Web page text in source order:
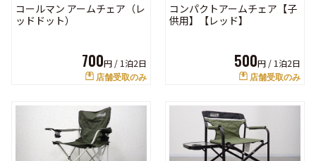
コールマン アームチェア（レ
ッドドット）
700円 / 1泊2日
店舗受取のみ
コンパクトアームチェア【子
供用】【レッド】
500円 / 1泊2日
店舗受取のみ